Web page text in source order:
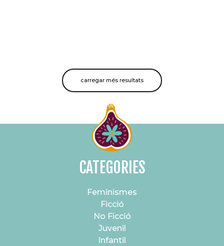
carregar més resultats
CATEGORIES
Feminismes
Ficció
No Ficció
Juvenil
Infantil